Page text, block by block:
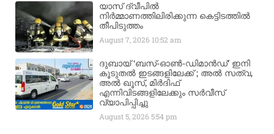
യാസ് ദ്വീപിൽ
നിർമ്മാണത്തിലിരിക്കുന്ന കെട്ടിടത്തിൽ
തീപിടുത്തം
August 7, 2026 10:52 am
ദുബായ് ‘ബസ്-ഓൺ-ഡിമാൻഡ്’ ഇനി
കൂടുതൽ ഇടങ്ങളിലേക്ക് ; അൽ സത്വ,
അൽ ഖൂസ്, മിർദിഫ്
എന്നിവിടങ്ങളിലേക്കും സർവീസ്
വ്യാപിപ്പിച്ചു
August 5, 20265:54 pm